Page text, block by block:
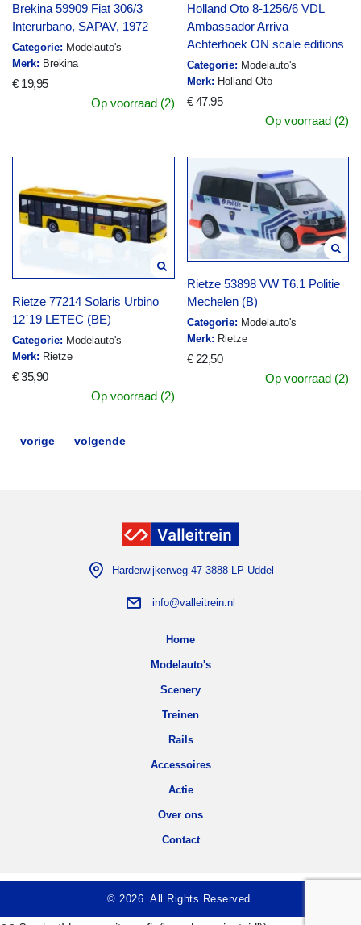
Brekina 59909 Fiat 306/3
Interurbano, SAPAV, 1972
Categorie: Modelauto's
Merk: Brekina
€ 19,95
Op voorraad (2)
Holland Oto 8-1256/6 VDL
Ambassador Arriva
Achterhoek ON scale editions
Categorie: Modelauto's
Merk: Holland Oto
€ 47,95
Op voorraad (2)
Rietze 77214 Solaris Urbino
12´19 LETEC (BE)
Categorie: Modelauto's
Merk: Rietze
€ 35,90
Op voorraad (2)
Rietze 53898 VW T6.1 Politie
Mechelen (B)
Categorie: Modelauto's
Merk: Rietze
€ 22,50
Op voorraad (2)
vorige volgende
Harderwijkerweg 47 3888 LP Uddel
info@valleitrein.nl
Home
Modelauto's
Scenery
Treinen
Rails
Accessoires
Actie
Over ons
Contact
© 2026. All Rights Reserved.